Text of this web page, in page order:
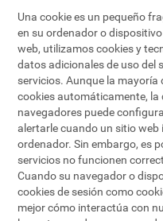
Una cookie es un pequeño
en su ordenador o
web, utilizamos cookies y
datos adicionales de uso del
servicios. Aunque la
cookies automáticamente,
navegadores puede
alertarle cuando un sitio
ordenador. Sin embargo, es
servicios no funcionen
Cuando su navegador o
cookies de sesión como
mejor cómo interactúa con